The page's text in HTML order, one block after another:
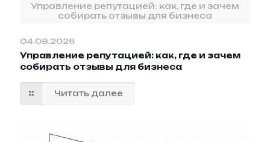
Управление репутацией: как, где и зачем
собирать отзывы для бизнеса
04.08.2026
Управление репутацией: как, где и зачем
собирать отзывы для бизнеса
Читать далее